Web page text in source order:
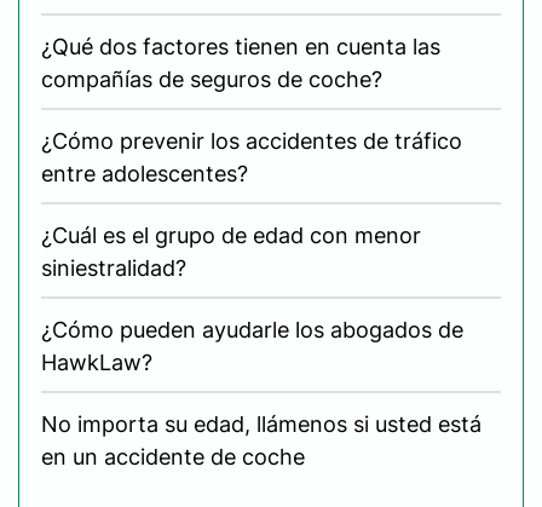
¿Qué dos factores tienen en cuenta las
compañías de seguros de coche?
¿Cómo prevenir los accidentes de tráfico
entre adolescentes?
¿Cuál es el grupo de edad con menor
siniestralidad?
¿Cómo pueden ayudarle los abogados de
HawkLaw?
No importa su edad, llámenos si usted está
en un accidente de coche